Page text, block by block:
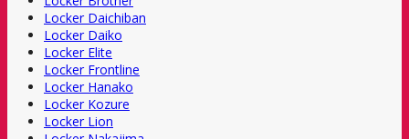
Locker Daichiban
Locker Daiko
Locker Elite
Locker Frontline
Locker Hanako
Locker Kozure
Locker Lion